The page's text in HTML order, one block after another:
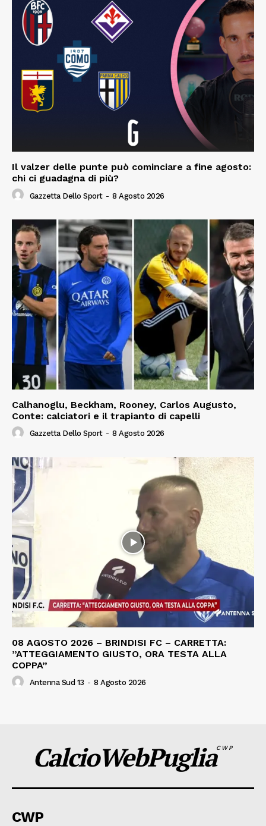
Il valzer delle punte può cominciare a fine agosto:
chi ci guadagna di più?
Gazzetta Dello Sport - 8 Agosto 2026
Calhanoglu, Beckham, Rooney, Carlos Augusto,
Conte: calciatori e il trapianto di capelli
Gazzetta Dello Sport - 8 Agosto 2026
08 AGOSTO 2026 – BRINDISI FC – CARRETTA:
”ATTEGGIAMENTO GIUSTO, ORA TESTA ALLA
COPPA”
Antenna Sud 13 - 8 Agosto 2026
CalcioWebPugliaCWP
CWP